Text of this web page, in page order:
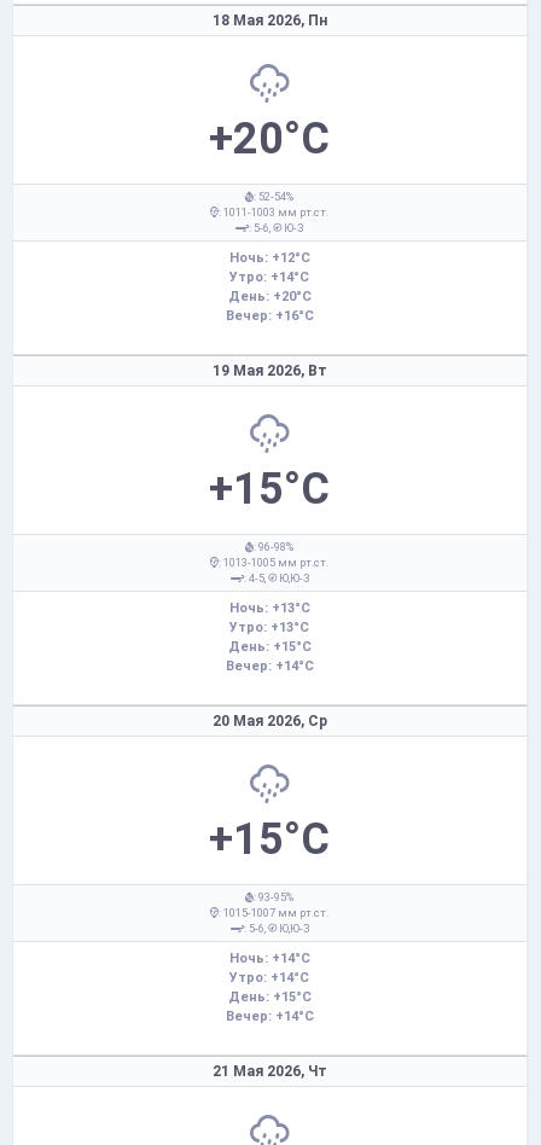
18 Мая 2026, Пн
+20°C
: 52-54%
: 1011-1003 мм рт.ст.
: 5-6,
Ю-З
Ночь: +12°C
Утро: +14°C
День: +20°C
Вечер: +16°C
19 Мая 2026, Вт
+15°C
: 96-98%
: 1013-1005 мм рт.ст.
: 4-5,
Ю,Ю-З
Ночь: +13°C
Утро: +13°C
День: +15°C
Вечер: +14°C
20 Мая 2026, Ср
+15°C
: 93-95%
: 1015-1007 мм рт.ст.
: 5-6,
Ю,Ю-З
Ночь: +14°C
Утро: +14°C
День: +15°C
Вечер: +14°C
21 Мая 2026, Чт